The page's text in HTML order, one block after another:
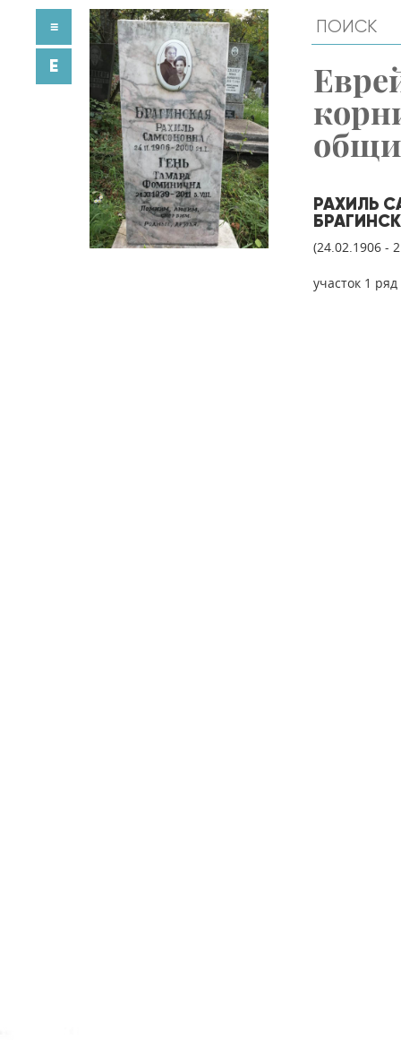
РАХИЛЬ
(24.02.1906 -
участок 1
≡
E